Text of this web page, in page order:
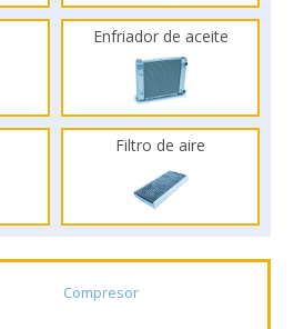
Enfriador de aceite
Filtro de aire
Compresor